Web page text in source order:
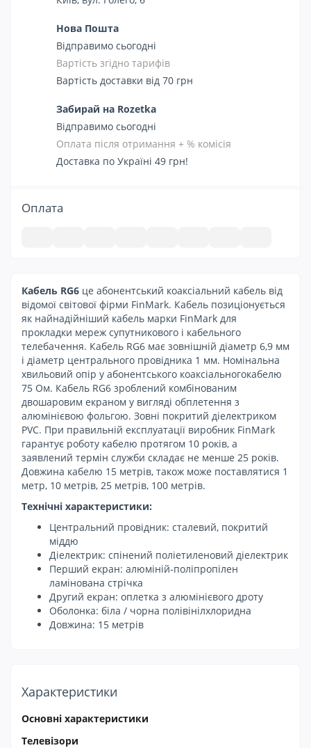
Нова Пошта
Відправимо сьогодні
Вартість згідно тарифів
Вартість доставки від 70 грн
Забирай на Rozetka
Відправимо сьогодні
Оплата після отримання + % комісія
Доставка по Україні 49 грн!
Оплата
Кабель RG6 це абонентський коаксіальний кабель від
відомої світової фірми FinMark. Кабель позиціонується
як найнадійніший кабель марки FinMark для
прокладки мереж супутникового і кабельного
телебачення. Кабель RG6 має зовнішній діаметр 6,9 мм
і діаметр центрального провідника 1 мм. Номінальна
хвильовий опір у абонентського коаксіальногокабелю
75 Ом. Кабель RG6 зроблений комбінованим
двошаровим екраном у вигляді обплетення з
алюмінієвою фольгою. Зовні покритий діелектриком
PVC. При правильній експлуатації виробник FinMark
гарантує роботу кабелю протягом 10 років, а
заявлений термін служби складає не менше 25 років.
Довжина кабелю 15 метрів, також може поставлятися 1
метр, 10 метрів, 25 метрів, 100 метрів.
Технічні характеристики:
Центральний провідник: сталевий, покритий
міддю
Діелектрик: спінений поліетиленовий діелектрик
Перший екран: алюміній-поліпропілен
ламінована стрічка
Другий екран: оплетка з алюмінієвого дроту
Оболонка: біла / чорна полівінілхлоридна
Довжина: 15 метрів
Характеристики
Основні характеристики
Телевізори